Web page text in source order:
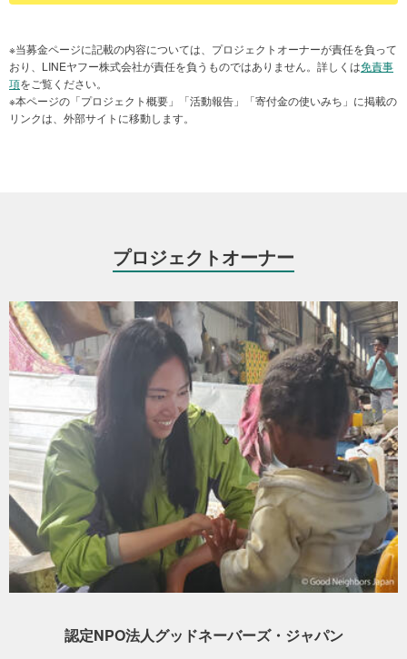
配付された栄養補助食品で離乳食を作っているところ
本プロジェクト【エチオピア 命をつなぐ支援】では、食糧支援、
所得向上、公共サービスの復興や平和構築などの活動を行っていま
す。これらの支援を通し、人々の生活、そして地域全体の復興に寄
与することを目指します。
Yahoo!ネット募金によるご寄付は、グッドネーバーズが行うエチオ
ピアの支援活動に大切に使わせていただきます。
＜予定している使途内容＞
・食糧支援・乳幼児と妊産婦を対象とした栄養補助支援
・紛争の影響を受けた学校や医療施設の復興
・難民、国内避難民や帰還民、その他弱い立場にいる人々に対する
生計・職業支援
活動報告は随時当団体ウェブサイト 上で報告いたします。
グッドネーバーズ・ジャパン エチオピア命をつなぐ支援
プライバシーがなく、雨漏りや治安などの問題が残る住居環境（2023年4月）
グッドネーバーズ・ジャパンは、こうした課題に対応するため、
2024年3月よりソマリ州において、シェルター建設と家畜提供を通
じた生計支援事業を実施しました。本事業では、中長期的に利用可
能なシェルターの建設を通じて住環境の改善と雇用創出を図るとと
もに、家畜提供や畜産研修、組合の設立支援を行い、難民およびホ
ストコミュニティーの経済的自立を後押ししてきました。
安全で尊厳ある「住まい」をつくる
アオバレとシェデルに位置する2つの難民キャンプでは、長年にわた
り簡易な緊急用シェルターでの生活が続き、雨漏りや高温、治安面
の不安など、難民の厳しい居住環境が課題となっていました。
本事業では、ひとり親家庭や高齢者、障がい者を含む特に脆弱（ぜ
間に使用される「トランジションシェルター」として、国連基準に
※当募金ページに記載の内容については、プロジェクトオーナーが責任を負って
おり、LINEヤフー株式会社が責任を負うものではありません。詳しくは免責事
項をご覧ください。
※本ページの「プロジェクト概要」「活動報告」「寄付金の使いみち」に掲載の
リンクは、外部サイトに移動します。
プロジェクトオーナー
認定NPO法人グッドネーバーズ・ジャパン